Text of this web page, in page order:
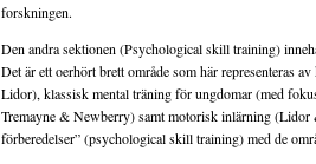
forskningen.
Den andra sektionen (Psychological skill training)
Det är ett oerhört brett område som här representeras
Lidor), klassisk mental träning för ungdomar (med
Tremayne & Newberry) samt motorisk inlärning
förberedelser” (psychological skill training) med de